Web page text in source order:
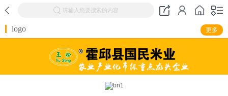
请输入您要搜索的内容
logo 更多